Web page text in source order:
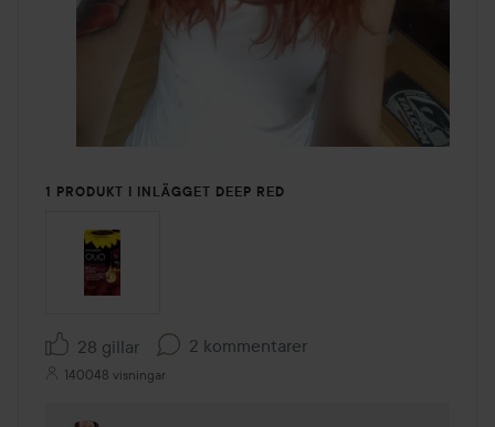
1 PRODUKT I INLÄGGET DEEP RED
28 gillar 2 kommentarer
140048 visningar